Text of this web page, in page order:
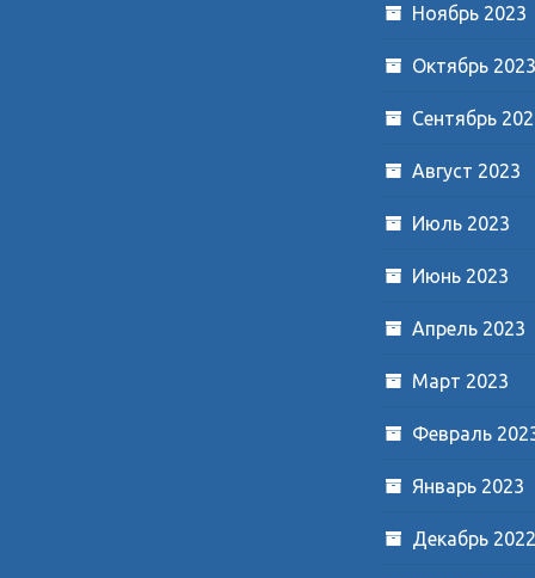
Ноябрь 2023
Октябрь 2023
Сентябрь
Август 2023
Июль 2023
Июнь 2023
Апрель 2023
Март 2023
Февраль
Январь 2023
Декабрь 2022